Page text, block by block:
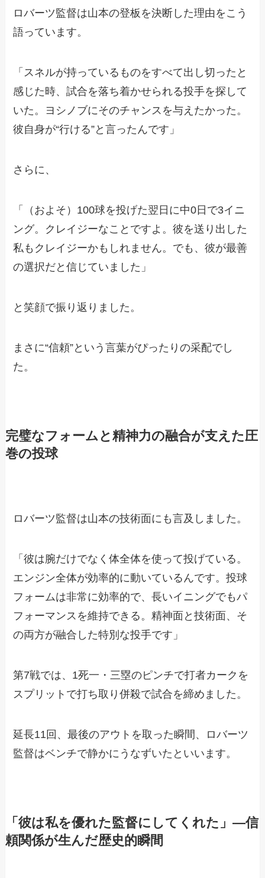
ロバーツ監督は山本の登板を決断した理由をこう
語っています。
「スネルが持っているものをすべて出し切ったと
感じた時、試合を落ち着かせられる投手を探して
いた。ヨシノブにそのチャンスを与えたかった。
彼自身が“行ける”と言ったんです」
さらに、
「（およそ）100球を投げた翌日に中0日で3イニ
ング。クレイジーなことですよ。彼を送り出した
私もクレイジーかもしれません。でも、彼が最善
の選択だと信じていました」
と笑顔で振り返りました。
まさに“信頼”という言葉がぴったりの采配でし
た。
完璧なフォームと精神力の融合が支えた圧
巻の投球
ロバーツ監督は山本の技術面にも言及しました。
「彼は腕だけでなく体全体を使って投げている。
エンジン全体が効率的に動いているんです。投球
フォームは非常に効率的で、長いイニングでもパ
フォーマンスを維持できる。精神面と技術面、そ
の両方が融合した特別な投手です」
第7戦では、1死一・三塁のピンチで打者カークを
スプリットで打ち取り併殺で試合を締めました。
延長11回、最後のアウトを取った瞬間、ロバーツ
監督はベンチで静かにうなずいたといいます。
「彼は私を優れた監督にしてくれた」―信
頼関係が生んだ歴史的瞬間